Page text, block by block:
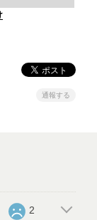
通報する
2